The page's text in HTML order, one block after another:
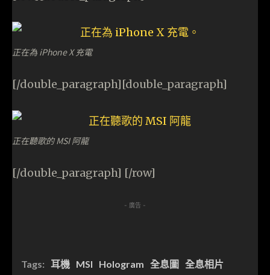
正在為 iPhone X 充電
[/double_paragraph][double_paragraph]
正在聽歌的 MSI 阿龍
[/double_paragraph] [/row]
- 廣告 -
Tags: 耳機 MSI Hologram 全息圖
全息相片